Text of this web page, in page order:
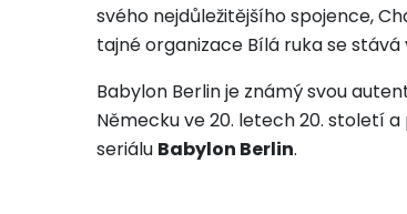
svého nejdůležitějšího spojence,
tajné organizace Bílá ruka se stává
Babylon Berlin je známý svou
Německu ve 20. letech 20. století
seriálu Babylon Berlin.